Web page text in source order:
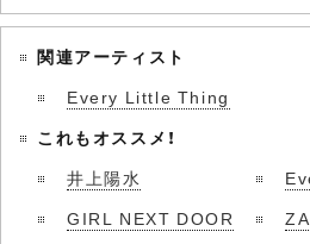
関連アーティスト
Every Little Thing
これもオススメ！
井上陽水
GIRL NEXT DOOR